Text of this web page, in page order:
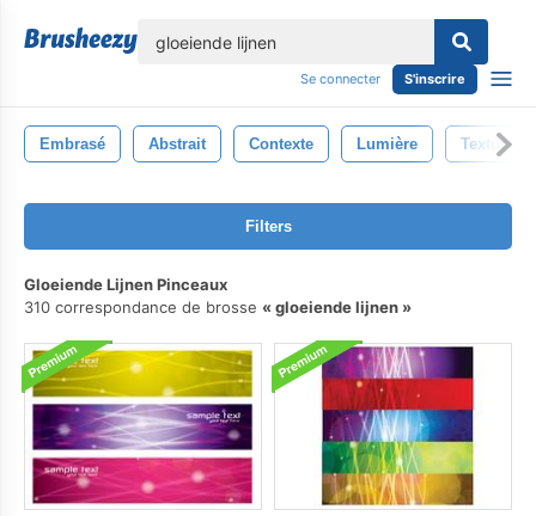
Se connecter S'inscrire
Embrasé Abstrait Contexte Lumière Texture
Filters
Gloeiende Lijnen Pinceaux
310 correspondance de brosse
gloeiende lijnen